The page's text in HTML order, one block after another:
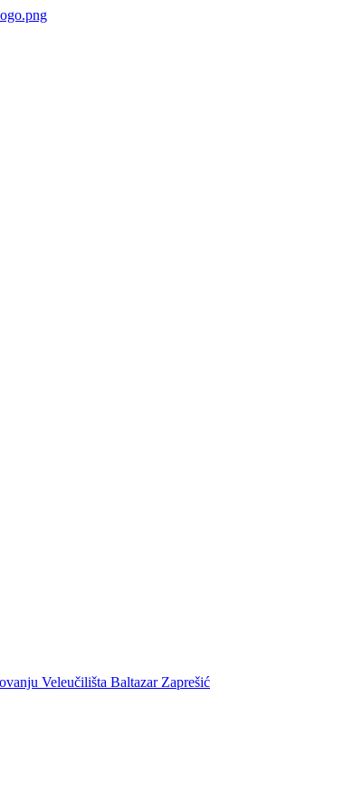
Veleučilišta Baltazar Zaprešić